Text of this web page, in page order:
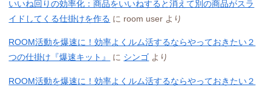
いいね回りの効率化：商品をいいねすると消えて別の商品がスラ
イドしてくる仕掛けを作る に room user より
ROOM活動を爆速に！効率よくルム活するならやっておきたい２
つの仕掛け『爆速キット』
に シンゴ より
ROOM活動を爆速に！効率よくルム活するならやっておきたい２